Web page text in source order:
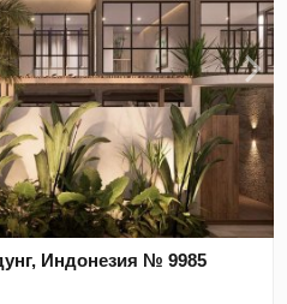
Индонезия № 9985